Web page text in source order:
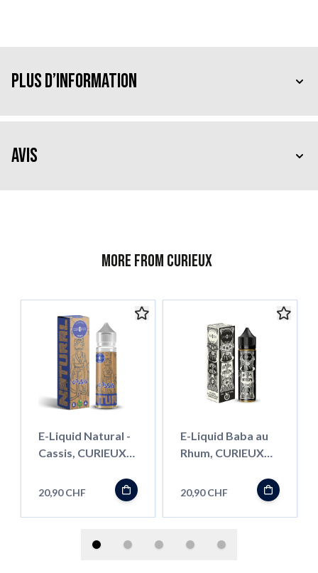
Plus d’information
Avis
More from Curieux
E-Liquid Natural -
Cassis, CURIEUX
20,90 CHF
E-Liquid Baba au
Rhum, CURIEUX
20,90 CHF